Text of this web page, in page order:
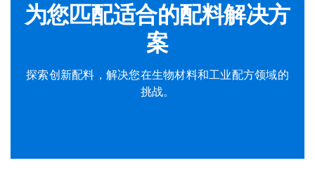
为您匹配适合的配料解决方
案
探索创新配料，解决您在生物材料和工业配方领域的
挑战。